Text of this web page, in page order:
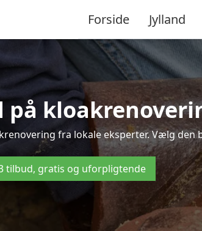
Forside Jylland
på
fra lokale eksperter. Vælg
tilbud, gratis og uforpligtende